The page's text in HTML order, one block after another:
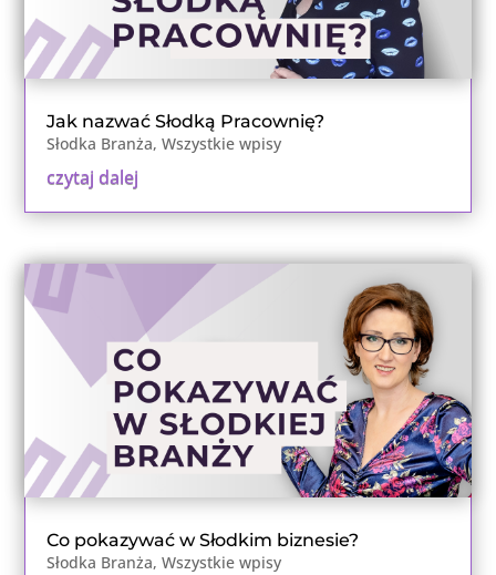
Jak nazwać Słodką Pracownię?
Słodka Branża,Wszystkie wpisy
czytaj dalej
Co pokazywać w Słodkim biznesie?
Słodka Branża,Wszystkie wpisy